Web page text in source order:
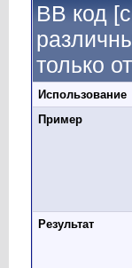
BB код
только
Использование
Пример
Результат